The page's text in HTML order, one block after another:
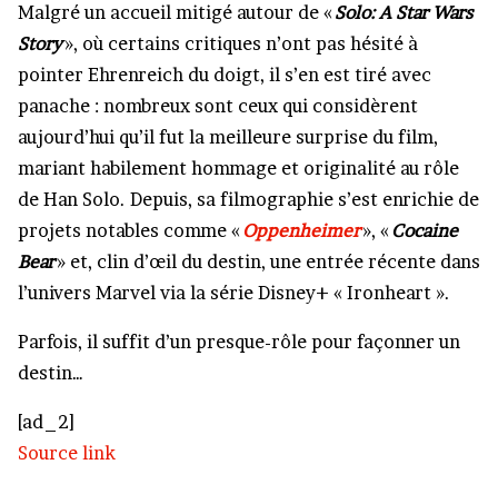
Malgré un accueil mitigé autour de « Solo: A Star Wars
Story», où certains critiques n’ont pas hésité à
pointer Ehrenreich du doigt, il s’en est tiré avec
panache : nombreux sont ceux qui considèrent
aujourd’hui qu’il fut la meilleure surprise du film,
mariant habilement hommage et originalité au rôle
de Han Solo. Depuis, sa filmographie s’est enrichie de
projets notables comme « Oppenheimer», « Cocaine
Bear» et, clin d’œil du destin, une entrée récente dans
l’univers Marvel via la série Disney+ « Ironheart ».
Parfois, il suffit d’un presque-rôle pour façonner un
destin…
[ad_2]
Source link